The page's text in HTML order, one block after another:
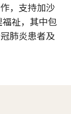
，支持加沙
祉，其中包
肺炎患者及